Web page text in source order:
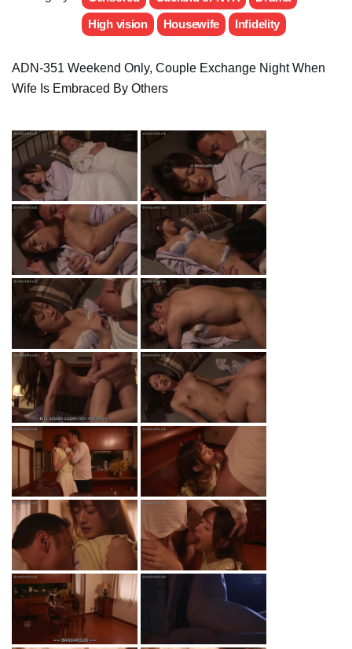
High vision
Housewife Infidelity
ADN-351 Weekend Only, Couple Exchange Night When
Wife Is Embraced By Others